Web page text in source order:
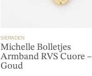
SIERADEN
Michelle Bolletjes
Armband RVS Cuore –
Goud